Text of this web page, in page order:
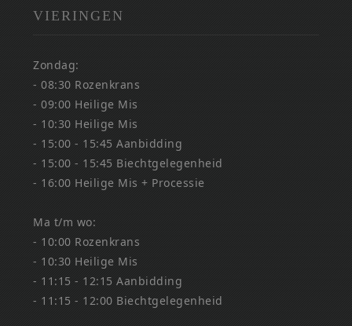
VIERINGEN
Zondag:
- 08:30 Rozenkrans
- 09:00 Heilige Mis
- 10:30 Heilige Mis
- 15:00 - 15:45 Aanbidding
- 15:00 - 15:45 Biechtgelegenheid
- 16:00 Heilige Mis + Processie
Ma t/m wo:
- 10:00 Rozenkrans
- 10:30 Heilige Mis
- 11:15 - 12:15 Aanbidding
- 11:15 - 12:00 Biechtgelegenheid